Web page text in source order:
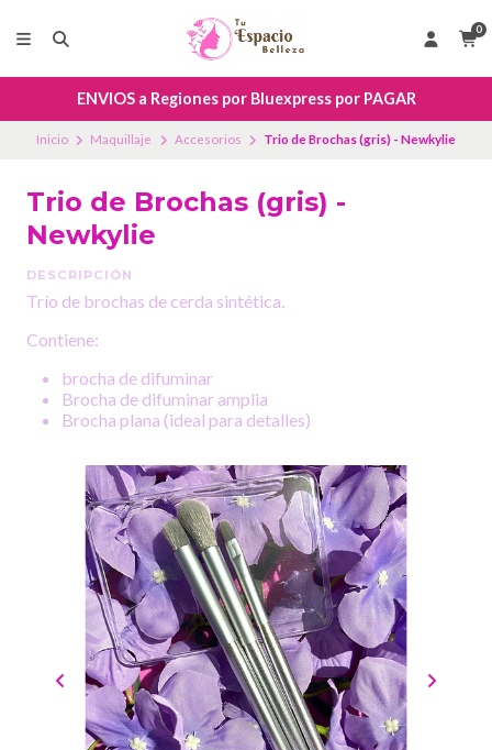
0
ENVIOS a Regiones por Bluexpress por PAGAR
Inicio Maquillaje Accesorios Trio de Brochas (gris) - Newkylie
Trio de Brochas (gris) -
Newkylie
DESCRIPCIÓN
Trío de brochas de cerda sintética.
Contiene:
brocha de difuminar
Brocha de difuminar amplia
Brocha plana (ideal para detalles)